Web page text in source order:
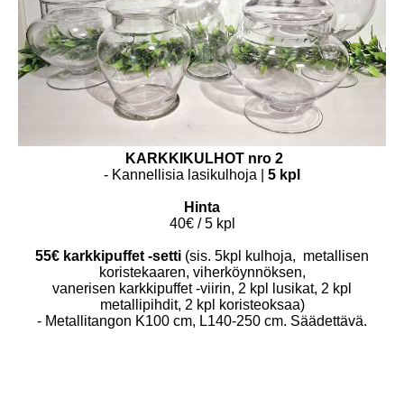
KARKKIKULHOT nro 2
- Kannellisia lasikulhoja |
5 kpl
Hinta
40€ / 5 kpl
55€ karkkipuffet -setti (sis. 5kpl kulhoja, metallisen
koristekaaren, viherköynnöksen,
vanerisen karkkipuffet -viirin, 2 kpl lusikat, 2 kpl
metallipihdit, 2 kpl koristeoksaa)
- Metallitangon K100 cm, L140-250 cm. Säädettävä.